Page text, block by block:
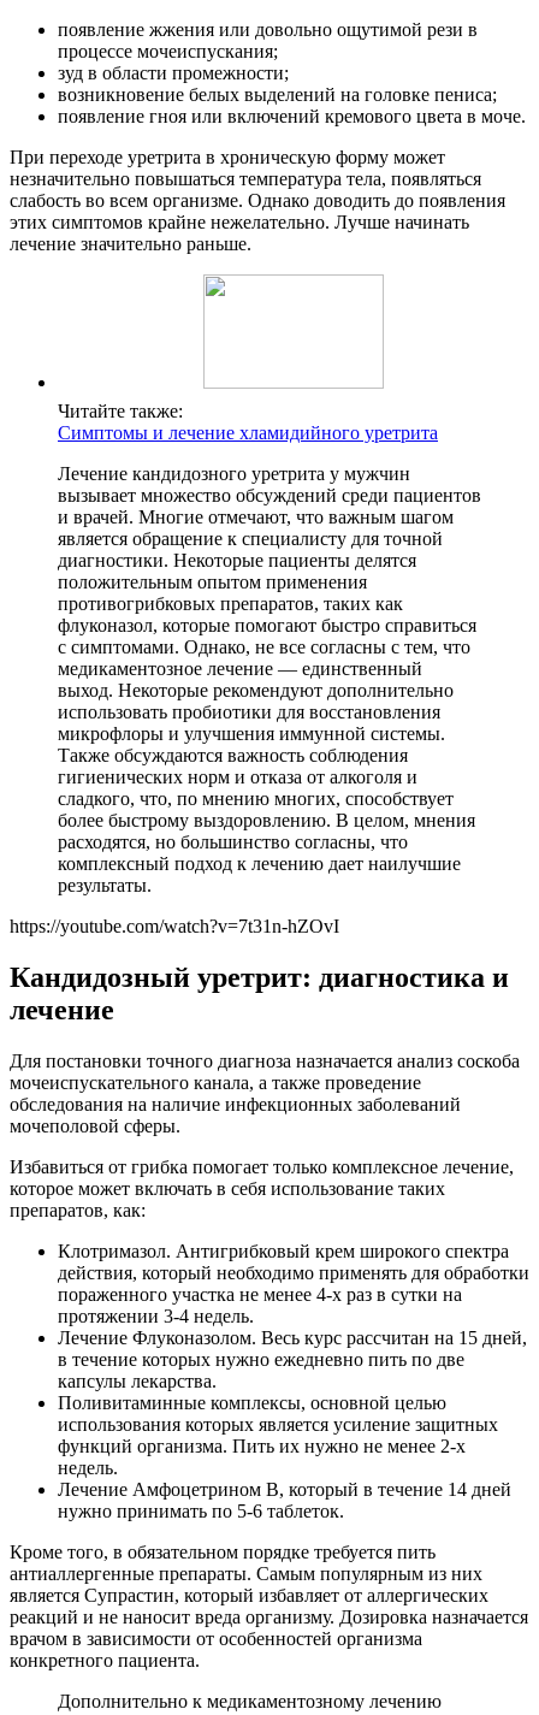
появление жжения или довольно ощутимой рези в
процессе мочеиспускания;
зуд в области промежности;
возникновение белых выделений на головке пениса;
появление гноя или включений кремового цвета в моче.
При переходе уретрита в хроническую форму может
незначительно повышаться температура тела, появляться
слабость во всем организме. Однако доводить до появления
этих симптомов крайне нежелательно. Лучше начинать
лечение значительно раньше.
Читайте также:
Симптомы и лечение хламидийного уретрита
Лечение кандидозного уретрита у мужчин
вызывает множество обсуждений среди пациентов
и врачей. Многие отмечают, что важным шагом
является обращение к специалисту для точной
диагностики. Некоторые пациенты делятся
положительным опытом применения
противогрибковых препаратов, таких как
флуконазол, которые помогают быстро справиться
с симптомами. Однако, не все согласны с тем, что
медикаментозное лечение — единственный
выход. Некоторые рекомендуют дополнительно
использовать пробиотики для восстановления
микрофлоры и улучшения иммунной системы.
Также обсуждаются важность соблюдения
гигиенических норм и отказа от алкоголя и
сладкого, что, по мнению многих, способствует
более быстрому выздоровлению. В целом, мнения
расходятся, но большинство согласны, что
комплексный подход к лечению дает наилучшие
результаты.
https://youtube.com/watch?v=7t31n-hZOvI
Кандидозный уретрит: диагностика и
лечение
Для постановки точного диагноза назначается анализ соскоба
мочеиспускательного канала, а также проведение
обследования на наличие инфекционных заболеваний
мочеполовой сферы.
Избавиться от грибка помогает только комплексное лечение,
которое может включать в себя использование таких
препаратов, как:
Клотримазол. Антигрибковый крем широкого спектра
действия, который необходимо применять для обработки
пораженного участка не менее 4-х раз в сутки на
протяжении 3-4 недель.
Лечение Флуконазолом. Весь курс рассчитан на 15 дней,
в течение которых нужно ежедневно пить по две
капсулы лекарства.
Поливитаминные комплексы, основной целью
использования которых является усиление защитных
функций организма. Пить их нужно не менее 2-х
недель.
Лечение Амфоцетрином B, который в течение 14 дней
нужно принимать по 5-6 таблеток.
Кроме того, в обязательном порядке требуется пить
антиаллергенные препараты. Самым популярным из них
является Супрастин, который избавляет от аллергических
реакций и не наносит вреда организму. Дозировка назначается
врачом в зависимости от особенностей организма
конкретного пациента.
Дополнительно к медикаментозному лечению